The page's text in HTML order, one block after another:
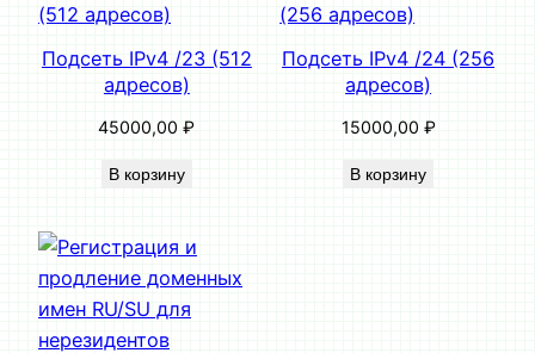
Подсеть IPv4 /23 (512
адресов)
45000,00₽
В корзину
Подсеть IPv4 /24 (256
адресов)
15000,00 ₽
В корзину